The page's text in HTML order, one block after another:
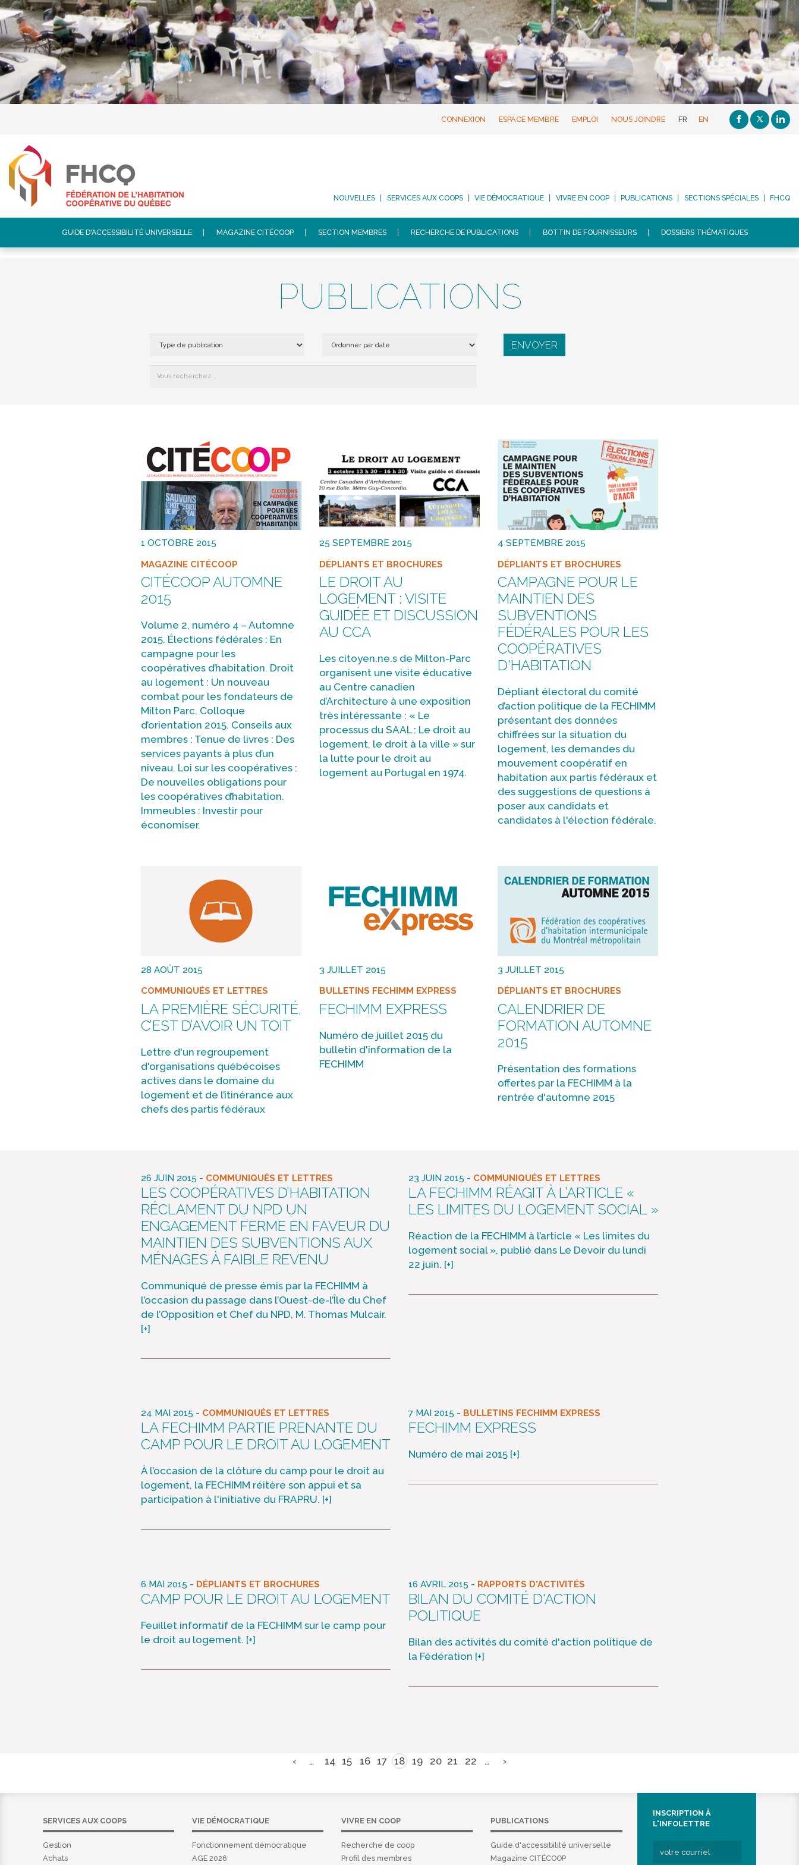
CONNEXION ESPACE MEMBRE EMPLOI NOUS JOINDRE FR EN
NOUVELLES SERVICES AUX COOPS VIE DÉMOCRATIQUE VIVRE EN COOP PUBLICATIONS
GUIDE D'ACCESSIBILITÉ UNIVERSELLE MAGAZINE CITÉCOOP SECTION MEMBRES RECHERCHE DE PUBLICATIONS BOTTIN DE FOURNISSEURS DOSSIERS THÉMATIQUES
SECTIONS SPÉCIALES FHCQ
PUBLICATIONS
1 OCTOBRE 2015
MAGAZINE CITÉCOOP
CITÉCOOP AUTOMNE
2015
Volume 2, numéro 4 – Automne
2015. Élections fédérales : En
campagne pour les
coopératives d’habitation. Droit
au logement : Un nouveau
combat pour les fondateurs de
Milton Parc. Colloque
d’orientation 2015. Conseils aux
membres : Tenue de livres : Des
services payants à plus d’un
niveau. Loi sur les coopératives :
De nouvelles obligations pour
les coopératives d’habitation.
Immeubles : Investir pour
économiser.
25 SEPTEMBRE 2015
DÉPLIANTS ET BROCHURES
LE DROIT AU
LOGEMENT : VISITE
GUIDÉE ET DISCUSSION
AU CCA
Les citoyen.ne.s de Milton-Parc
organisent une visite éducative
au Centre canadien
d’Architecture à une exposition
très intéressante : « Le
processus du SAAL : Le droit au
logement, le droit à la ville » sur
la lutte pour le droit au
logement au Portugal en 1974.
4 SEPTEMBRE 2015
DÉPLIANTS ET BROCHURES
CAMPAGNE POUR LE
MAINTIEN DES
SUBVENTIONS
FÉDÉRALES POUR LES
COOPÉRATIVES
D'HABITATION
Dépliant électoral du comité
d’action politique de la FECHIMM
présentant des données
chiffrées sur la situation du
logement, les demandes du
mouvement coopératif en
habitation aux partis fédéraux et
des suggestions de questions à
poser aux candidats et
candidates à l'élection fédérale.
28 AOÛT 2015
COMMUNIQUÉS ET LETTRES
LA PREMIÈRE SÉCURITÉ,
C’EST D’AVOIR UN TOIT
Lettre d'un regroupement
d'organisations québécoises
actives dans le domaine du
logement et de l’itinérance aux
chefs des partis fédéraux
3 JUILLET 2015
BULLETINS FECHIMM EXPRESS
FECHIMM EXPRESS
Numéro de juillet 2015 du
bulletin d'information de la
FECHIMM
3 JUILLET 2015
DÉPLIANTS ET BROCHURES
CALENDRIER DE
FORMATION AUTOMNE
2015
Présentation des formations
offertes par la FECHIMM à la
rentrée d'automne 2015
26 JUIN 2015 - COMMUNIQUÉS ET LETTRES
LES COOPÉRATIVES D’HABITATION
RÉCLAMENT DU NPD UN
ENGAGEMENT FERME EN FAVEUR DU
MAINTIEN DES SUBVENTIONS AUX
MÉNAGES À FAIBLE REVENU
Communiqué de presse émis par la FECHIMM à
l’occasion du passage dans l’Ouest-de-l’Île du Chef
de l’Opposition et Chef du NPD, M. Thomas Mulcair.
[+]
23 JUIN 2015 - COMMUNIQUÉS ET LETTRES
LA FECHIMM RÉAGIT À L’ARTICLE «
LES LIMITES DU LOGEMENT SOCIAL »
Réaction de la FECHIMM à l’article « Les limites du
logement social », publié dans Le Devoir du lundi
22 juin. [+]
24 MAI 2015 - COMMUNIQUÉS ET LETTRES
LA FECHIMM PARTIE PRENANTE DU
CAMP POUR LE DROIT AU LOGEMENT
À l’occasion de la clôture du camp pour le droit au
logement, la FECHIMM réitère son appui et sa
participation à l'initiative du FRAPRU. [+]
7 MAI 2015 - BULLETINS FECHIMM EXPRESS
FECHIMM EXPRESS
Numéro de mai 2015 [+]
6 MAI 2015 - DÉPLIANTS ET BROCHURES
CAMP POUR LE DROIT AU LOGEMENT
Feuillet informatif de la FECHIMM sur le camp pour
le droit au logement. [+]
16 AVRIL 2015 - RAPPORTS D'ACTIVITÉS
BILAN DU COMITÉ D'ACTION
POLITIQUE
Bilan des activités du comité d'action politique de
la Fédération [+]
‹ … 14 15 16 17 18 19 20 21 22 … ›
SERVICES AUX COOPS
Gestion
Achats
VIE DÉMOCRATIQUE
Fonctionnement démocratique
AGE 2026
VIVRE EN COOP
Recherche de coop
Profil des membres
PUBLICATIONS
Guide d'accessibilité universelle
Magazine CITÉCOOP
INSCRIPTION À
L'INFOLETTRE